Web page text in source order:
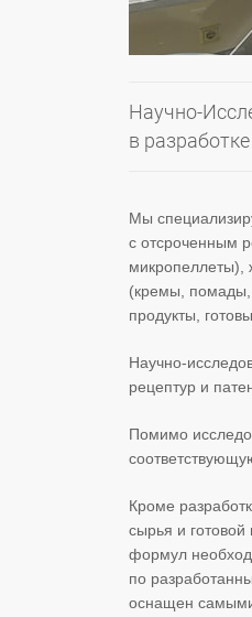
Научно-
в
Мы
с отсроченным
микропеллеты),
(кремы, помады,
продукты,
Научно-
рецептур и
Помимо
Кроме
сырья и
формул
по
оснащен